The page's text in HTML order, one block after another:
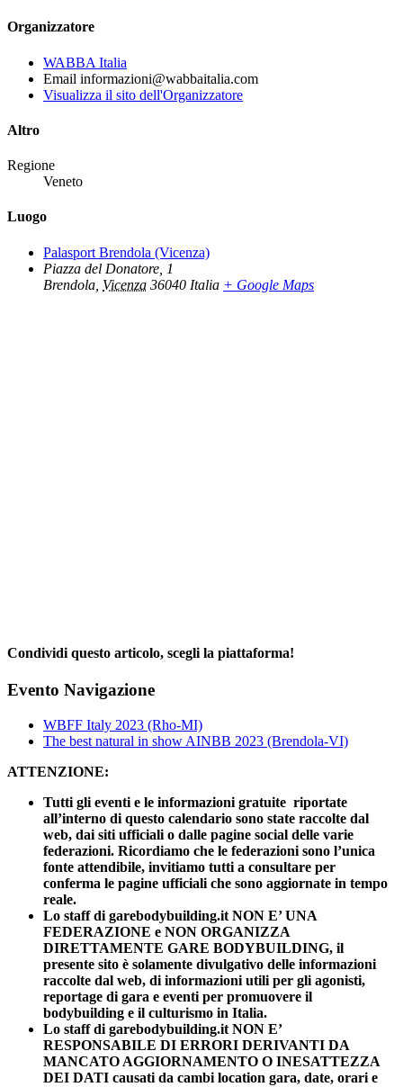
Organizzatore
WABBA Italia
Email informazioni@wabbaitalia.com
Visualizza il sito dell'Organizzatore
Altro
Regione
Veneto
Luogo
Palasport Brendola (Vicenza)
Piazza del Donatore, 1
Brendola Vicenza 36040 Italia + Google Maps
Condividi questo articolo, scegli la piattaforma!
Facebook
X
Reddit
LinkedIn
WhatsApp
Telegram
Tumblr
Pinterest
Email
Evento Navigazione
WBFF Italy 2023 (Rho-MI)
The best natural in show AINBB 2023 (Brendola-VI)
ATTENZIONE:
Tutti gli eventi e le informazioni gratuite riportate
all’interno di questo calendario sono state raccolte dal
web, dai siti ufficiali o dalle pagine social delle varie
federazioni. Ricordiamo che le federazioni sono l’unica
fonte attendibile, invitiamo tutti a consultare per
conferma le pagine ufficiali che sono aggiornate in tempo
reale.
Lo staff di garebodybuilding.it NON E’ UNA
FEDERAZIONE e NON ORGANIZZA
DIRETTAMENTE GARE BODYBUILDING, il
presente sito è solamente divulgativo delle informazioni
raccolte dal web, di informazioni utili per gli agonisti,
reportage di gara e eventi per promuovere il
bodybuilding e il culturismo in Italia.
Lo staff di garebodybuilding.it NON E’
RESPONSABILE DI ERRORI DERIVANTI DA
MANCATO AGGIORNAMENTO O INESATTEZZA
DEI DATI causati da cambi location gara, date, orari e